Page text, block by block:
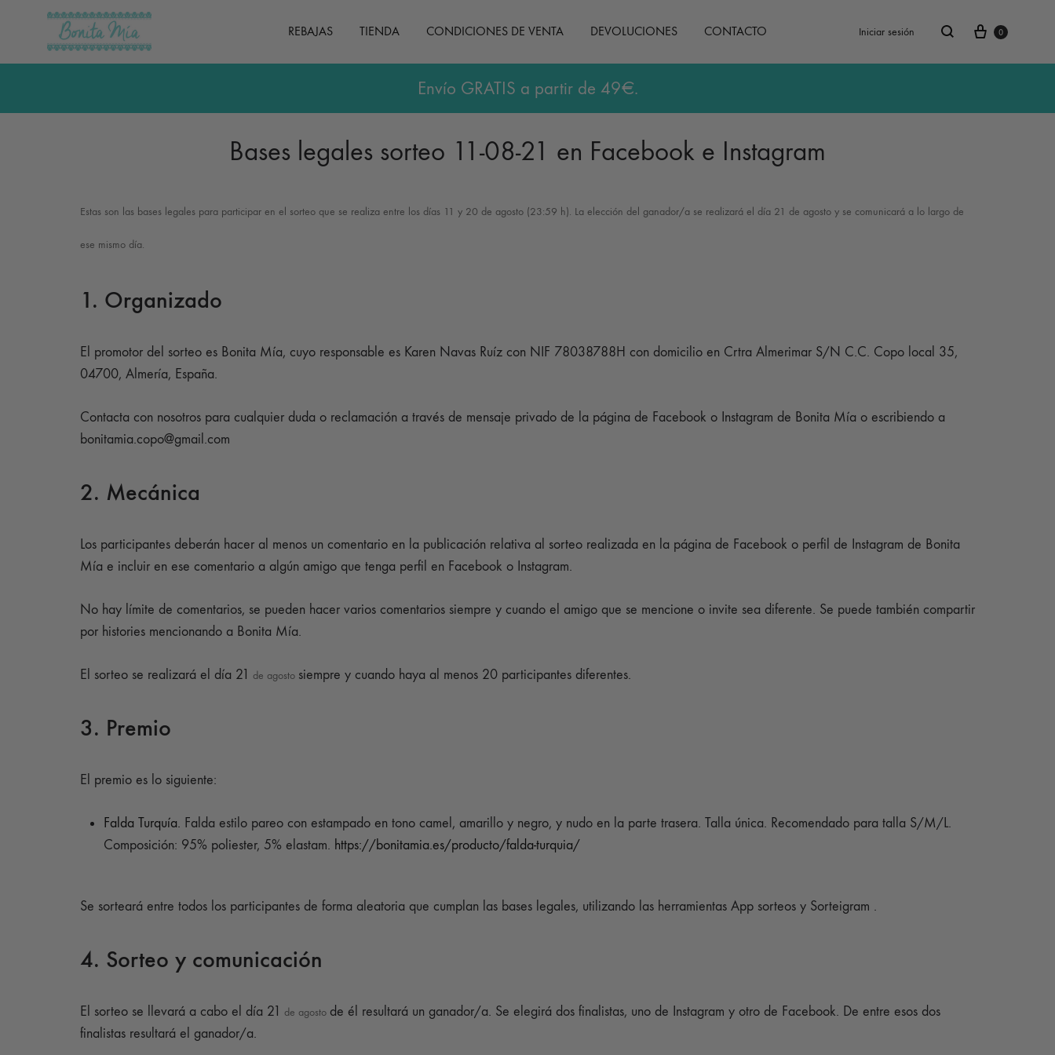
Bonita
Ropa
REBAJAS TIENDA CONDICIONES DE VENTA DEVOLUCIONES CONTACTO Iniciar sesión Buscar Carrito
0
Envío GRATIS a partir de 49€.
Bases legales sorteo 11-08-21 en Facebook e Instagram
Estas son las bases legales para participar en el sorteo que se realiza entre los días 11 y 20 de agosto (23:59 h). La elección del ganador/a se realizará el día 21 de agosto y se comunicará a lo largo de
ese mismo día.
1. Organizado
El promotor del sorteo es Bonita Mía, cuyo responsable es Karen Navas Ruíz con NIF 78038788H con domicilio en Crtra Almerimar S/N C.C. Copo local 35,
04700, Almería, España.
Contacta con nosotros para cualquier duda o reclamación a través de mensaje privado de la página de Facebook o Instagram de Bonita Mía o escribiendo a
bonitamia.copo@gmail.com
2. Mecánica
Los participantes deberán hacer al menos un comentario en la publicación relativa al sorteo realizada en la página de Facebook o perfil de Instagram de Bonita
Mía e incluir en ese comentario a algún amigo que tenga perfil en Facebook o Instagram.
No hay límite de comentarios, se pueden hacer varios comentarios siempre y cuando el amigo que se mencione o invite sea diferente. Se puede también compartir
por histories mencionando a Bonita Mía.
El sorteo se realizará el día 21 de agosto siempre y cuando haya al menos 20 participantes diferentes.
3. Premio
El premio es lo siguiente:
Falda Turquía. Falda estilo pareo con estampado en tono camel, amarillo y negro, y nudo en la parte trasera. Talla única. Recomendado para talla S/M/L.
Composición: 95% poliester, 5% elastam. https://bonitamia.es/producto/falda-turquia/
Se sorteará entre todos los participantes de forma aleatoria que cumplan las bases legales, utilizando las herramientas App sorteos y Sorteigram .
4. Sorteo y comunicación
El sorteo se llevará a cabo el día 21 de agosto de él resultará un ganador/a. Se elegirá dos finalistas, uno de Instagram y otro de Facebook. De entre esos dos
finalistas resultará el ganador/a.